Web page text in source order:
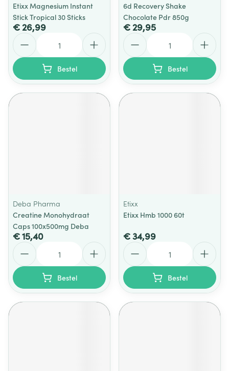
Etixx Magnesium Instant
Stick Tropical 30 Sticks
€ 26,99
Bestel
6d Recovery Shake
Chocolate Pdr 850g
€ 29,95
Bestel
Deba Pharma
Creatine Monohydraat
Caps 100x500mg Deba
€ 15,40
Bestel
Etixx
Etixx Hmb 1000 60t
€ 34,99
Bestel